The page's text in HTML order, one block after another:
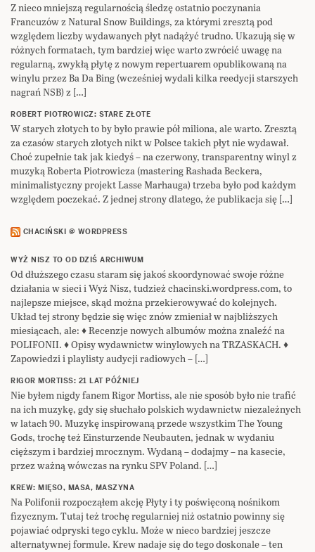
Z nieco mniejszą regularnością śledzę ostatnio poczynania
Francuzów z Natural Snow Buildings, za którymi zresztą pod
względem liczby wydawanych płyt nadążyć trudno. Ukazują się w
różnych formatach, tym bardziej więc warto zwrócić uwagę na
regularną, zwykłą płytę z nowym repertuarem opublikowaną na
winylu przez Ba Da Bing (wcześniej wydali kilka reedycji starszych
nagrań NSB) z […]
ROBERT PIOTROWICZ: STARE ZŁOTE
W starych złotych to by było prawie pół miliona, ale warto. Zresztą
za czasów starych złotych nikt w Polsce takich płyt nie wydawał.
Choć zupełnie tak jak kiedyś – na czerwony, transparentny winyl z
muzyką Roberta Piotrowicza (mastering Rashada Beckera,
minimalistyczny projekt Lasse Marhauga) trzeba było pod każdym
względem poczekać. Z jednej strony dlatego, że publikacja się […]
CHACIŃSKI @ WORDPRESS
WYŻ NISZ TO OD DZIŚ ARCHIWUM
Od dłuższego czasu staram się jakoś skoordynować swoje różne
działania w sieci i Wyż Nisz, tudzież chacinski.wordpress.com, to
najlepsze miejsce, skąd można przekierowywać do kolejnych.
Układ tej strony będzie się więc znów zmieniał w najbliższych
miesiącach, ale: ♦ Recenzje nowych albumów można znaleźć na
POLIFONII. ♦ Opisy wydawnictw winylowych na TRZASKACH. ♦
Zapowiedzi i playlisty audycji radiowych – […]
RIGOR MORTISS: 21 LAT PÓŹNIEJ
Nie byłem nigdy fanem Rigor Mortiss, ale nie sposób było nie trafić
na ich muzykę, gdy się słuchało polskich wydawnictw niezależnych
w latach 90. Muzykę inspirowaną przede wszystkim The Young
Gods, trochę też Einsturzende Neubauten, jednak w wydaniu
cięższym i bardziej mrocznym. Wydaną – dodajmy – na kasecie,
przez ważną wówczas na rynku SPV Poland. […]
KREW: MIĘSO, MASA, MASZYNA
Na Polifonii rozpocząłem akcję Płyty i ty poświęconą nośnikom
fizycznym. Tutaj też trochę regularniej niż ostatnio powinny się
pojawiać odpryski tego cyklu. Może w nieco bardziej jeszcze
alternatywnej formule. Krew nadaje się do tego doskonale – ten